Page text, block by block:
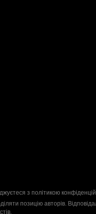
з політикою
позицію авторів.